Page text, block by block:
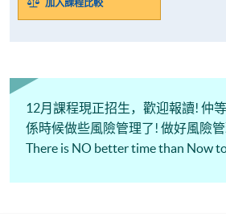
加入課程比較
12月課程現正招生，歡迎報讀! 仲等
係時候做些風險管理了! 做好風險
There is NO better time than Now
助大家了解和管理你們的股票風險